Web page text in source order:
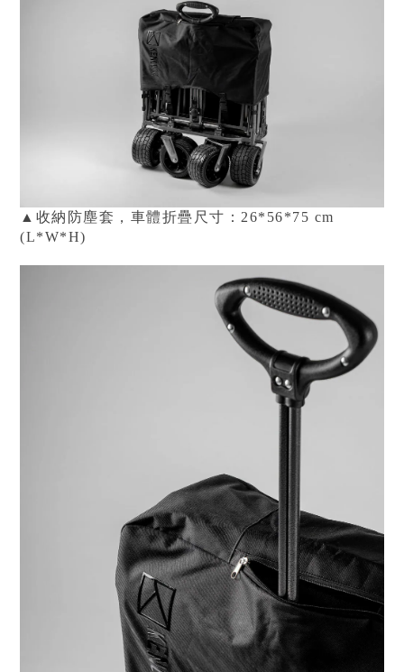
▲收納防塵套，車體折疊尺寸：26*56*75 cm
(L*W*H)